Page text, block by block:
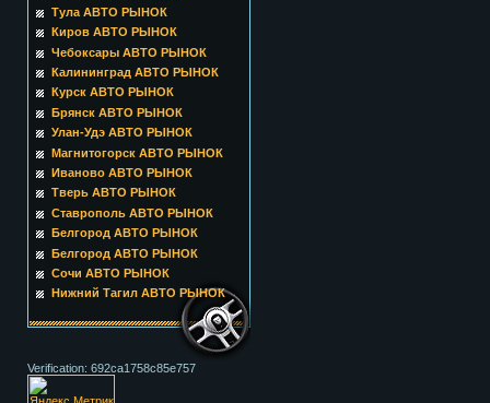
Тула АВТО РЫНОК
Киров АВТО РЫНОК
Чебоксары АВТО РЫНОК
Калининград АВТО РЫНОК
Курск АВТО РЫНОК
Брянск АВТО РЫНОК
Улан-Удэ АВТО РЫНОК
Магнитогорск АВТО РЫНОК
Иваново АВТО РЫНОК
Тверь АВТО РЫНОК
Ставрополь АВТО РЫНОК
Белгород АВТО РЫНОК
Белгород АВТО РЫНОК
Сочи АВТО РЫНОК
Нижний Тагил АВТО РЫНОК
Verification: 692ca1758c85e757